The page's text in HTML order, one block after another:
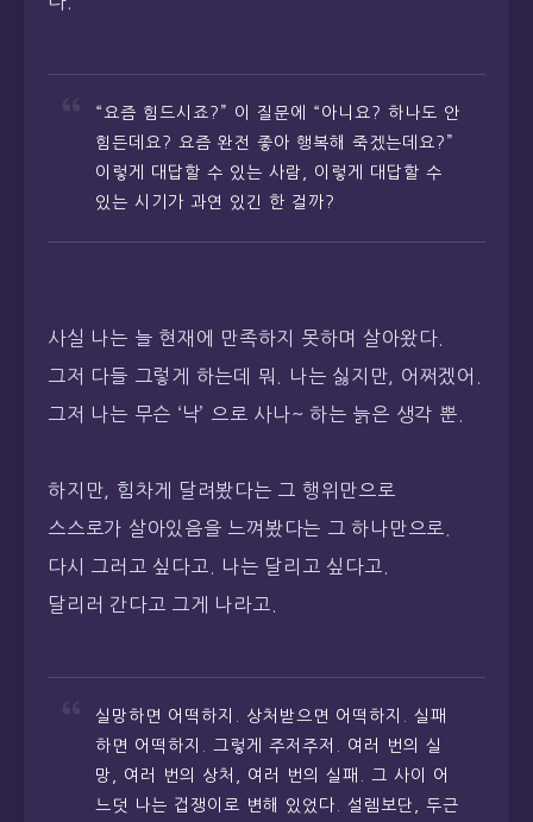
“요즘 힘드시죠?” 이 질문에 “아니요? 하나도 안
힘든데요? 요즘 완전 좋아 행복해 죽겠는데요?”
이렇게 대답할 수 있는 사람, 이렇게 대답할 수
있는 시기가 과연 있긴 한 걸까?
사실 나는 늘 현재에 만족하지 못하며 살아왔다.
그저 다들 그렇게 하는데 뭐. 나는 싫지만, 어쩌겠어.
그저 나는 무슨 ‘낙’ 으로 사나~ 하는 늙은 생각 뿐.
하지만, 힘차게 달려봤다는 그 행위만으로
스스로가 살아있음을 느껴봤다는 그 하나만으로.
다시 그러고 싶다고. 나는 달리고 싶다고.
달리러 간다고 그게 나라고.
실망하면 어떡하지. 상처받으면 어떡하지. 실패
하면 어떡하지. 그렇게 주저주저. 여러 번의 실
망, 여러 번의 상처, 여러 번의 실패. 그 사이 어
느덧 나는 겁쟁이로 변해 있었다. 설렘보단, 두근